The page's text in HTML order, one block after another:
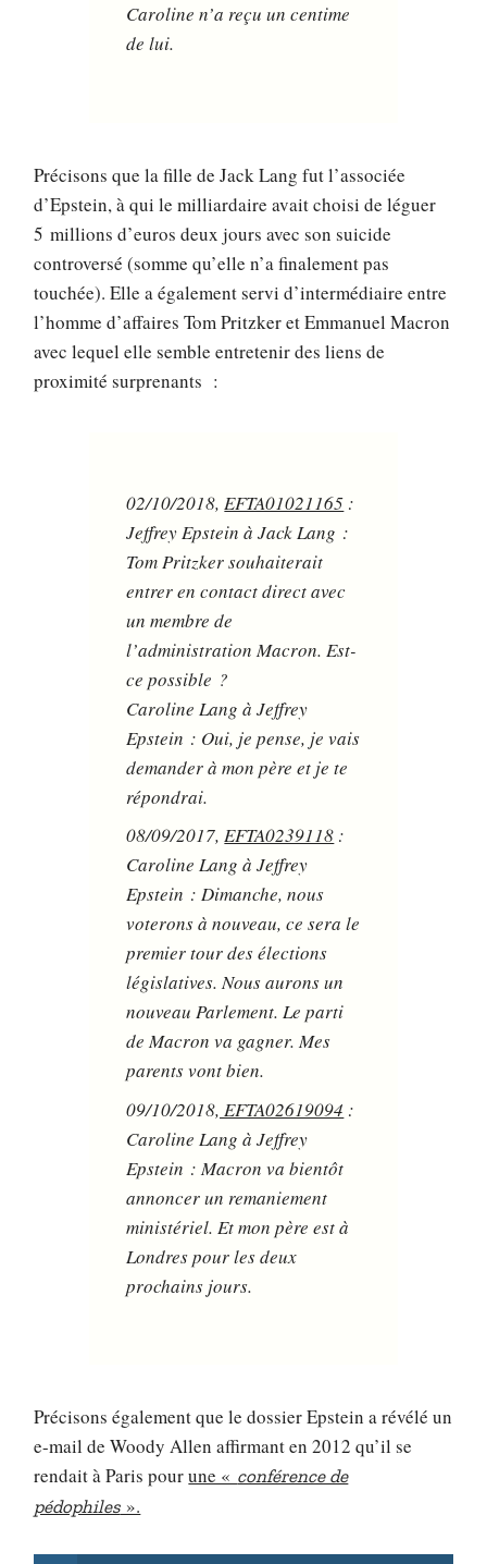
Caroline n’a reçu un centime
de lui.
Précisons que la fille de Jack Lang fut l’associée
d’Epstein, à qui le milliardaire avait choisi de léguer
5 millions d’euros deux jours avec son suicide
controversé (somme qu’elle n’a finalement pas
touchée). Elle a également servi d’intermédiaire entre
l’homme d’affaires Tom Pritzker et Emmanuel Macron
avec lequel elle semble entretenir des liens de
proximité surprenants :
02/10/2018,EFTA01021165 :
Jeffrey Epstein à Jack Lang :
Tom Pritzker souhaiterait
entrer en contact direct avec
un membre de
l’administration Macron. Est-
ce possible ?
Caroline Lang à Jeffrey
Epstein : Oui, je pense, je vais
demander à mon père et je te
répondrai.
08/09/2017,EFTA0239118 :
Caroline Lang à Jeffrey
Epstein : Dimanche, nous
voterons à nouveau, ce sera le
premier tour des élections
législatives. Nous aurons un
nouveau Parlement. Le parti
de Macron va gagner. Mes
parents vont bien.
09/10/2018, EFTA02619094 :
Caroline Lang à Jeffrey
Epstein : Macron va bientôt
annoncer un remaniement
ministériel. Et mon père est à
Londres pour les deux
prochains jours.
Précisons également que le dossier Epstein a révélé un
e-mail de Woody Allen affirmant en 2012 qu’il se
rendait à Paris pourune « conférence de
pédophiles».